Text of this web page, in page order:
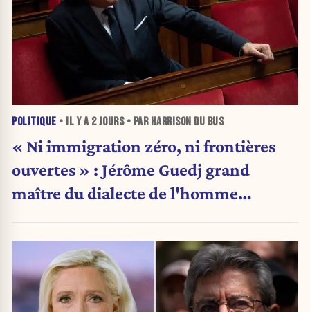
POLITIQUE • IL Y A 2 JOURS• PAR HARRISON DU BUS
« Ni immigration zéro, ni frontières
ouvertes » : Jérôme Guedj grand
maître du dialecte de l'homme